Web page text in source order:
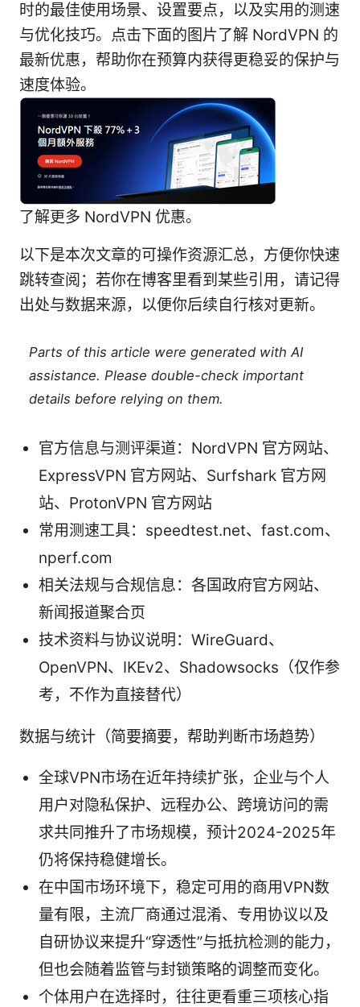
时的最佳使用场景、设置要点，以及实用的测速
与优化技巧。点击下面的图片了解 NordVPN 的
最新优惠，帮助你在预算内获得更稳妥的保护与
速度体验。
了解更多 NordVPN 优惠。
以下是本次文章的可操作资源汇总，方便你快速
跳转查阅；若你在博客里看到某些引用，请记得
出处与数据来源，以便你后续自行核对更新。
Parts of this article were generated with AI
assistance. Please double-check important
details before relying on them.
官方信息与测评渠道：NordVPN 官方网站、
ExpressVPN 官方网站、Surfshark 官方网
站、ProtonVPN 官方网站
常用测速工具：speedtest.net、fast.com、
nperf.com
相关法规与合规信息：各国政府官方网站、
新闻报道聚合页
技术资料与协议说明：WireGuard、
OpenVPN、IKEv2、Shadowsocks（仅作参
考，不作为直接替代）
数据与统计（简要摘要，帮助判断市场趋势）
全球VPN市场在近年持续扩张，企业与个人
用户对隐私保护、远程办公、跨境访问的需
求共同推升了市场规模，预计2024-2025年
仍将保持稳健增长。
在中国市场环境下，稳定可用的商用VPN数
量有限，主流厂商通过混淆、专用协议以及
自研协议来提升“穿透性”与抵抗检测的能力，
但也会随着监管与封锁策略的调整而变化。
个体用户在选择时，往往更看重三项核心指